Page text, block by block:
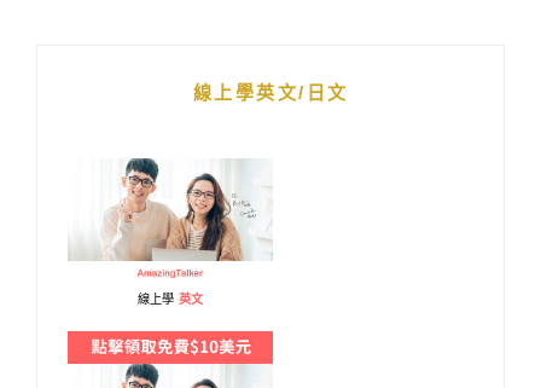
線上學英文/日文
線上學 英文